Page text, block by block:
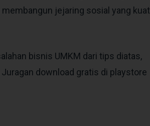
jejaring sosial yang kuat
bisnis UMKM dari tips diatas,
download gratis di playstore